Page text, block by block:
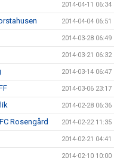
2014-04-11 06:34
2014-04-04 06:51
2014-03-28 06:49
2014-03-21 06:32
2014-03-14 06:47
2014-03-06 23:17
2014-02-28 06:36
Rosengård 2014-02-22 11:35
2014-02-21 04:41
2014-02-10 10:00